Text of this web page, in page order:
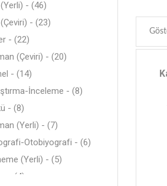
- (46)
- (23)
- (22)
(Çeviri) - (20)
- (14)
İnceleme - (8)
- (8)
(Yerli) - (7)
Otobiyografi - (6)
(Yerli) - (5)
- (4)